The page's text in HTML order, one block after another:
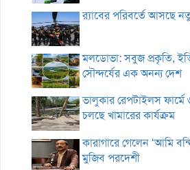
র‌্যাবের পরিবর্তে আসছে
মলডোভা: সবুজ প্রকৃতি,
সৌন্দর্যের এক অনন্য দেশ
ভালুকার রেপটাইলস
চলছে খামারের কার্যক্রম
কারাগারে গেলেন ‘আমি
মুজিব পরদেশী